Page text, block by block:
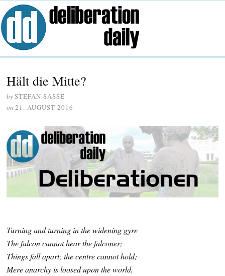
Hält die Mitte?
bySTEFAN SASSE
on 21. AUGUST 2016
Turning and turning in the widening gyre
The falcon cannot hear the falconer;
Things fall apart; the centre cannot hold;
Mere anarchy is loosed upon the world,